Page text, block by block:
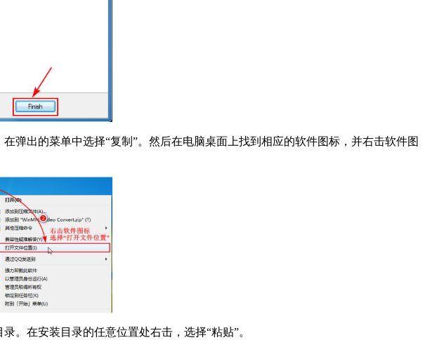
出的菜单中选择“复制”。然后在电脑桌面上找到相应的软件图标，并右击软件图
在安装目录的任意位置处右击，选择“粘贴”。